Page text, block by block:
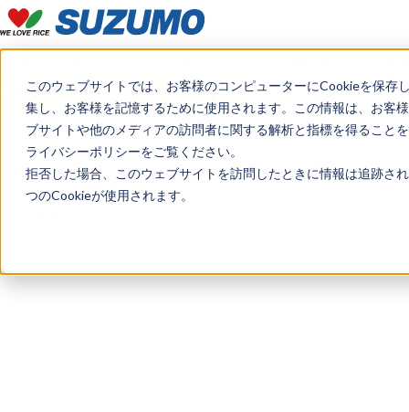
このウェブサイトでは、お客様のコンピューターにCookieを保
集し、お客様を記憶するために使用されます。この情報は、お客
ブサイトや他のメディアの訪問者に関する解析と指標を得ること
ライバシーポリシーをご覧ください。
拒否した場合、このウェブサイトを訪問したときに情報は追跡さ
つのCookieが使用されます。
見積もり・デモのご希望はこちら
トップ 製品情報
セルフオーダーシステム